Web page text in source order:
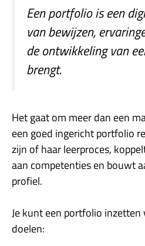
Een portfolio is een
van bewijzen,
de ontwikkeling van
brengt.
Het gaat om meer dan een
een goed ingericht portfolio
zijn of haar leerproces,
aan competenties en bouwt
profiel.
Je kunt een portfolio
doelen: